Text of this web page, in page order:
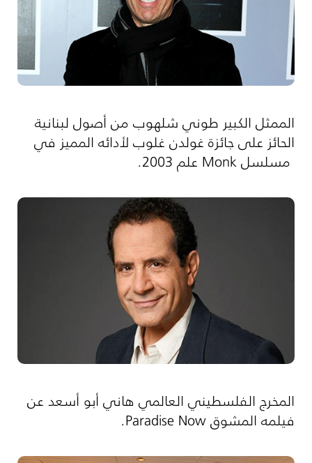
الممثل الكبير طوني شلهوب من أصول لبنانية
الحائز على جائزة غولدن غلوب لأدائه المميز في
مسلسل Monk علم 2003.
المخرج الفلسطيني العالمي هاني أبو أسعد عن
فيلمه المشوق Paradise Now.